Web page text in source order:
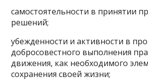
самостоятельности в принятии
решений;
убежденности и активности в
добросовестного выполнения
движения, как необходимого
сохранения своей жизни;